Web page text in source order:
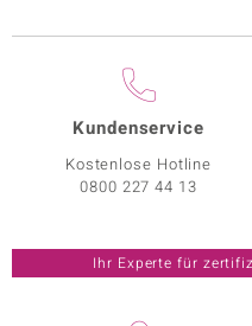
Kundenservice
Kostenlose Hotline
0800 227 44 13
Ihr Experte für